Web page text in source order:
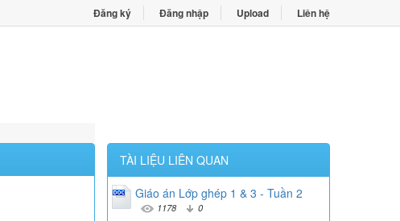
Đăng ký Đăng nhập Upload Liên hệ
TÀI LIỆU LIÊN QUAN
Giáo án Lớp ghép 1 & 3 - Tuần 2
1178 0